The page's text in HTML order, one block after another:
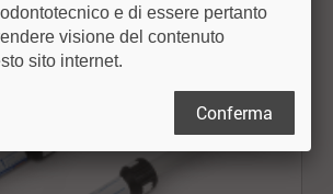
e di essere pertanto
visione del contenuto
sito internet.
Conferma